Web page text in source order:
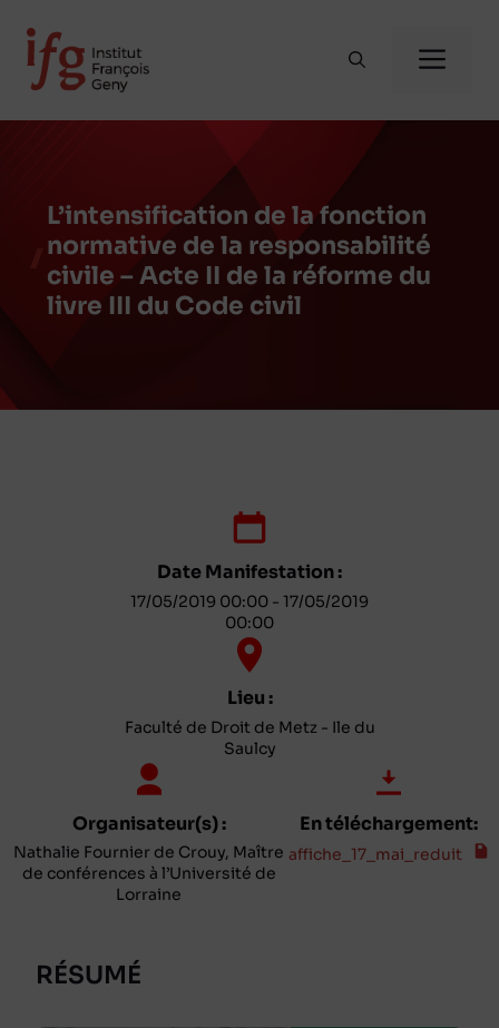
contenu
L’intensification de la fonction
normative de la responsabilité
civile – Acte II de la réforme du
livre III du Code civil
Date Manifestation :
17/05/2019 00:00 - 17/05/2019
00:00
Lieu :
Faculté de Droit de Metz - Ile du
Saulcy
Organisateur(s) :
Nathalie Fournier de Crouy, Maître
de conférences à l’Université de
Lorraine
En téléchargement:
affiche_17_mai_reduit
RÉSUMÉ